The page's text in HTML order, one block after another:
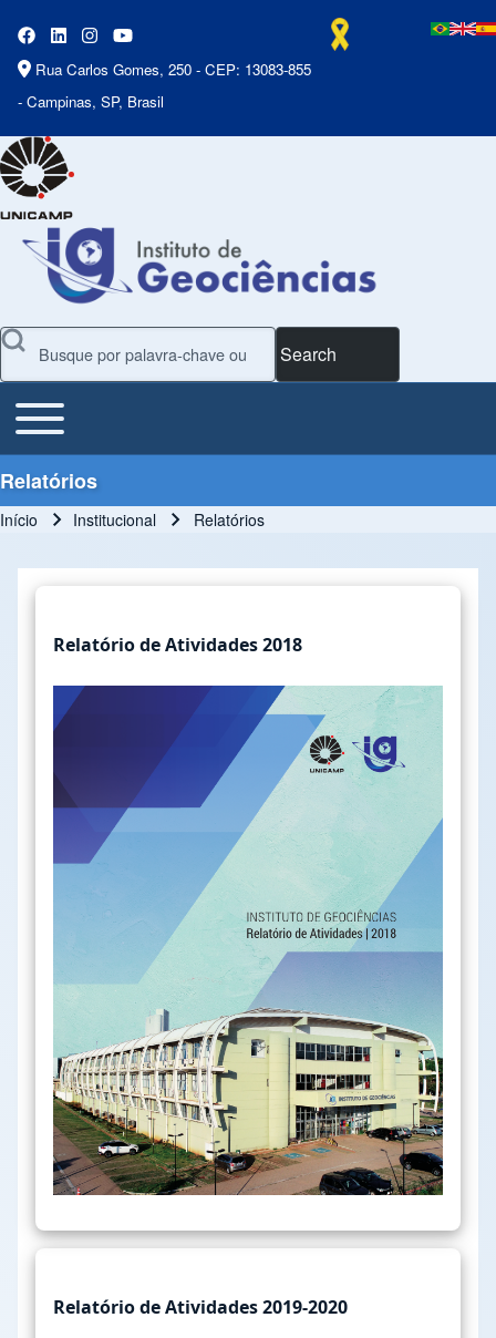
Rua Carlos Gomes, 250 - CEP: 13083-855
- Campinas, SP, Brasil
Search
Main Menu
Toggle main menu
Relatórios
Início Institucional Relatórios
Relatório de Atividades 2018
Relatório de Atividades 2019-2020